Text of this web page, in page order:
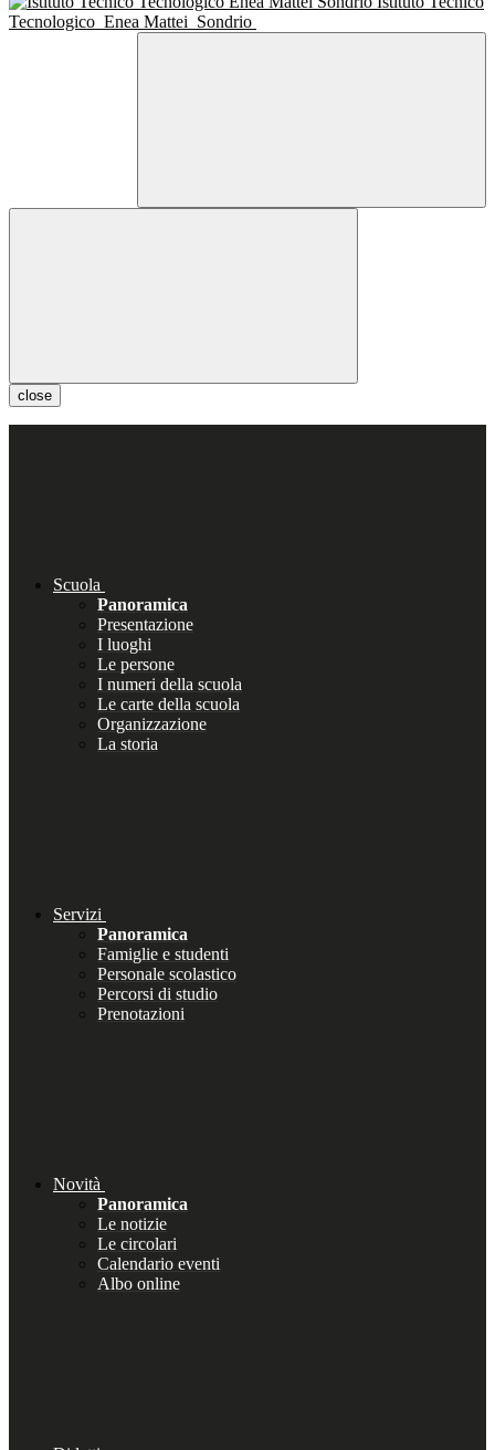
Tecnologico Enea Mattei Sondrio
close
Scuola
Panoramica
Presentazione
I luoghi
Le persone
I numeri della scuola
Le carte della scuola
Organizzazione
La storia
Servizi
Panoramica
Famiglie e studenti
Personale scolastico
Percorsi di studio
Prenotazioni
Novità
Panoramica
Le notizie
Le circolari
Calendario eventi
Albo online